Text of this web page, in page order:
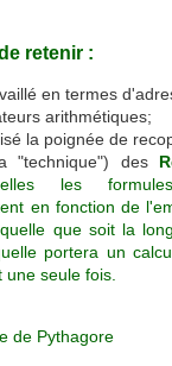
retenir :
en termes
arithmétiques;
la poignée de
"technique") des
les
en fonction de
quelle que soit la
portera un
seule fois.
de Pythagore